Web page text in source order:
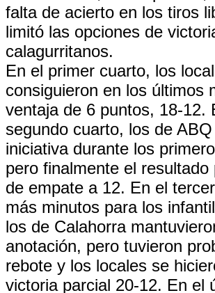
falta de acierto en los tiros
limitó las opciones de
calagurritanos.
En el primer cuarto, los
consiguieron en los últimos
ventaja de 6 puntos, 18-12.
segundo cuarto, los de
iniciativa durante los
pero finalmente el resultado
de empate a 12. En el
más minutos para los
los de Calahorra
anotación, pero tuvieron
rebote y los locales se
victoria parcial 20-12. En el